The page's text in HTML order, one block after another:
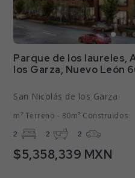
Parque de los laureles,
los Garza, Nuevo León
San Nicolás de los Garza
m² Terreno - 80m² Construidos
2 2 2
$5,358,339 MXN